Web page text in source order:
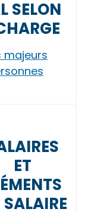
SELON
majeurs
ET
SALAIRE